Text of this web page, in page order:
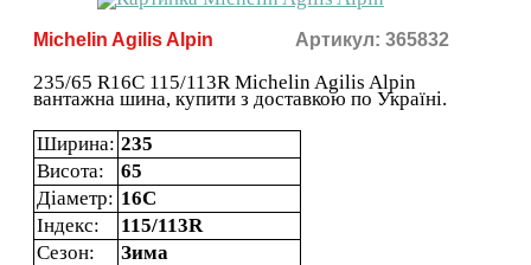
Michelin Agilis Alpin Артикул: 365832
235/65 R16C 115/113R Michelin Agilis Alpin
вантажна шина, купити з доставкою по Україні.
Ширина: 235
Висота:
65
Діаметр: 16C
Індекс:
115/113R
Сезон:
Зима